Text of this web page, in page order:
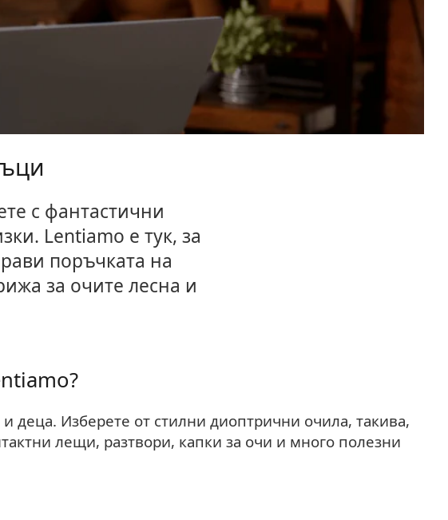
с фантастични
Lentiamo е тук, за
поръчката на
за очите лесна и
Изберете от стилни диоптрични очила, такива,
лещи, разтвори, капки за очи и много полезни